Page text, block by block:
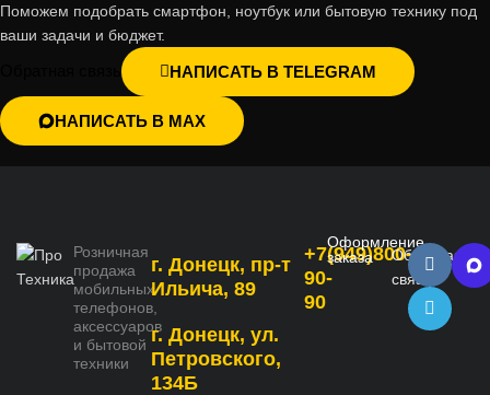
Поможем подобрать смартфон, ноутбук или бытовую технику под
ваши задачи и бюджет.
НАПИСАТЬ В TELEGRAM
НАПИСАТЬ В MAX
Розничная
продажа
мобильных
телефонов,
аксессуаров
и бытовой
техники
г. Донецк, пр-т
Ильича, 89
г. Донецк, ул.
Петровского,
134Б
+7(949)800-
90-
90
Оформление
заказа
Обратная
связь